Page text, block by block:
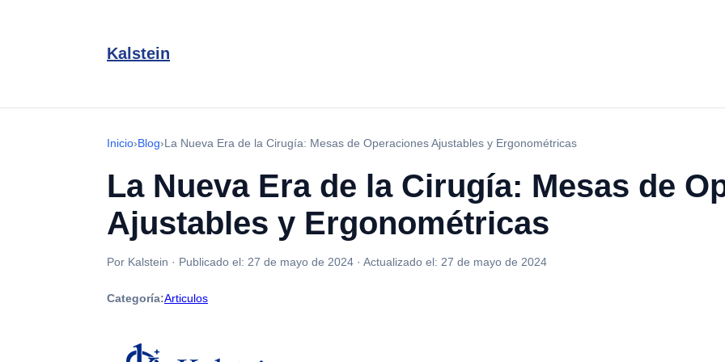
Kalstein
Inicio›Blog›La Nueva Era de la Cirugía: Mesas de Operaciones Ajustables y Ergonométricas
La Nueva Era de la Cirugía: Mesas de
Ajustables y Ergonométricas
Por Kalstein · Publicado el: 27 de mayo de 2024 · Actualizado el: 27 de mayo de 2024
Categoría:Articulos